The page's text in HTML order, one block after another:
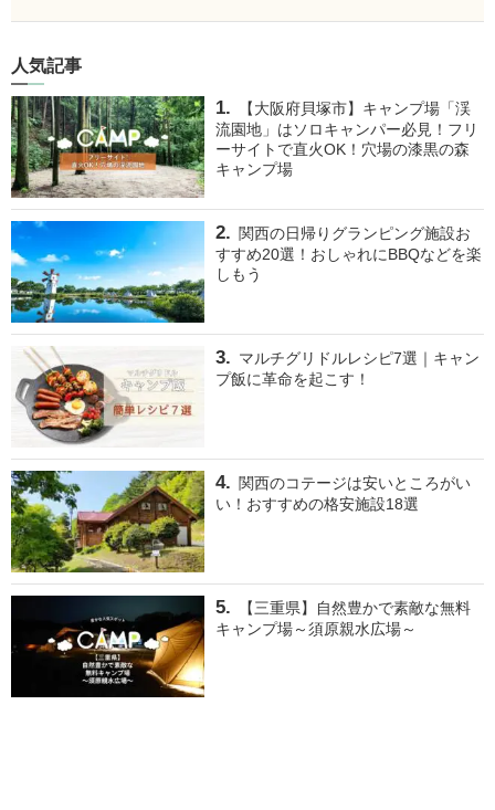
人気記事
【大阪府貝塚市】キャンプ場「渓
流園地」はソロキャンパー必見！フリ
ーサイトで直火OK！穴場の漆黒の森
キャンプ場
関西の日帰りグランピング施設お
すすめ20選！おしゃれにBBQなどを楽
しもう
マルチグリドルレシピ7選｜キャン
プ飯に革命を起こす！
関西のコテージは安いところがい
い！おすすめの格安施設18選
【三重県】自然豊かで素敵な無料
キャンプ場～須原親水広場～